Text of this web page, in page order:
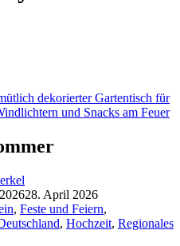
28. April 2026
, Feste und Feiern,
, Hochzeit, Regionales